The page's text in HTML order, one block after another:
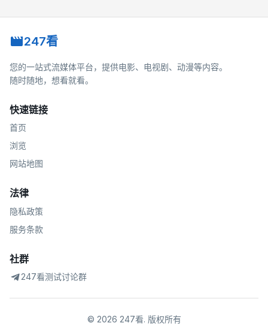
247看
您的一站式流媒体平台，提供电影、电视剧、动漫等内容。
随时随地，想看就看。
快速链接
首页
浏览
网站地图
法律
隐私政策
服务条款
社群
247看测试讨论群
© 2026 247看. 版权所有